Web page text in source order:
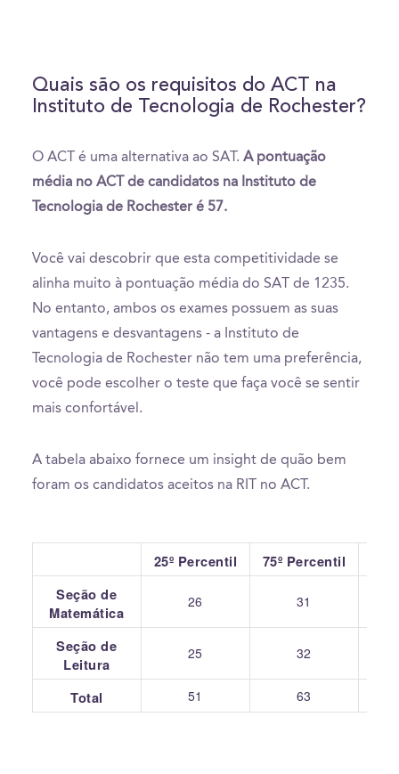
Quais são os requisitos do ACT na
Instituto de Tecnologia de Rochester?
O ACT é uma alternativa ao SAT. A pontuação
média no ACT de candidatos na Instituto de
Tecnologia de Rochester é 57.
Você vai descobrir que esta competitividade se
alinha muito à pontuação média do SAT de 1235.
No entanto, ambos os exames possuem as suas
vantagens e desvantagens - a Instituto de
Tecnologia de Rochester não tem uma preferência,
você pode escolher o teste que faça você se sentir
mais confortável.
A tabela abaixo fornece um insight de quão bem
foram os candidatos aceitos na RIT no ACT.
25º Percentil 75º Percentil
Seção de
Matemática
26 31
Seção de
Leitura
25 32
Total 51 63